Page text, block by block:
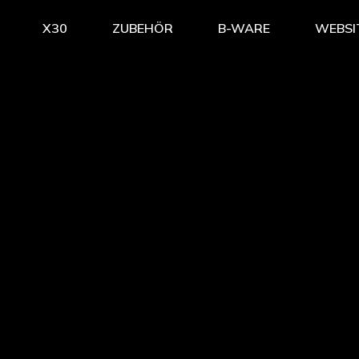
X30 ZUBEHÖR B-WARE